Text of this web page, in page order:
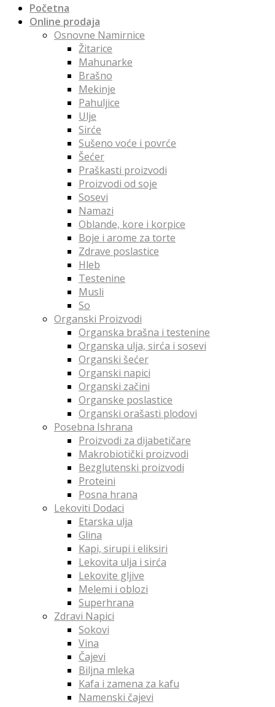
Početna
Online prodaja
Osnovne Namirnice
Žitarice
Mahunarke
Brašno
Mekinje
Pahuljice
Ulje
Sirće
Sušeno voće i povrće
Šećer
Praškasti proizvodi
Proizvodi od soje
Sosevi
Namazi
Oblande, kore i korpice
Boje i arome za torte
Zdrave poslastice
Hleb
Testenine
Musli
So
Organski Proizvodi
Organska brašna i testenine
Organska ulja, sirća i sosevi
Organski šećer
Organski napici
Organski začini
Organske poslastice
Organski orašasti plodovi
Posebna Ishrana
Proizvodi za dijabetičare
Makrobiotički proizvodi
Bezglutenski proizvodi
Proteini
Posna hrana
Lekoviti Dodaci
Etarska ulja
Glina
Kapi, sirupi i eliksiri
Lekovita ulja i sirća
Lekovite gljive
Melemi i oblozi
Superhrana
Zdravi Napici
Sokovi
Vina
Čajevi
Biljna mleka
Kafa i zamena za kafu
Namenski čajevi